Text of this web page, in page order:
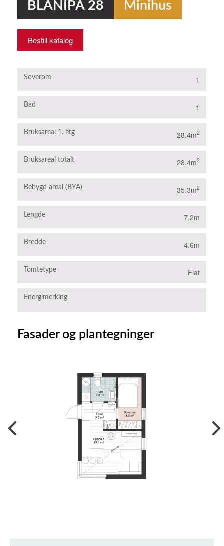
BLÅNIPA 28 Minihus
Bestill katalog
Soverom 1
Bad 1
Bruksareal 1. etg 28.4m2
Bruksareal totalt 28.4m2
Bebygd areal (BYA) 35.3m2
Lengde 7.2m
Bredde 4.6m
Tomtetype Flat
Energimerking
Fasader og plantegninger